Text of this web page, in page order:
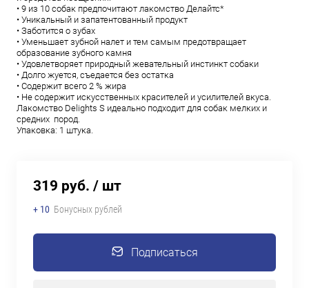
• 9 из 10 собак предпочитают лакомство Делайтс*
• Уникальный и запатентованный продукт
• Заботится о зубах
• Уменьшает зубной налет и тем самым предотвращает
образование зубного камня
• Удовлетворяет природный жевательный инстинкт собаки
• Долго жуется, съедается без остатка
• Содержит всего 2 % жира
• Не содержит искусственных красителей и усилителей вкуса.
Лакомство Delights S идеально подходит для собак мелких и
средних пород.
Упаковка: 1 штука.
319 руб. / шт
+ 10 Бонусных рублей
Подписаться